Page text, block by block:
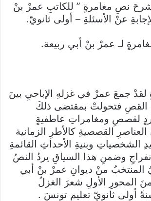
نصِ مغامرةٍ ” للكاتبِ عمرْ بنْ
عنْ الأسئلةِ – أولى ثانويّ.
لـ عمرْ بنْ أبي ربيعة.
لقدْ جمعَ عمرْ في غزلهِ الإباحيِ بينَ
القصِ فتحولتْ بمقتضى ذلكَ
لقصصِ ومغامراتِ عاطفيةٍ
القصصيةِ كالأطرِ الزمانية
الشخصياتِ وبنيةِ الأحداثِ القائمةِ
وضمنِ هذا السياقِ يردُ النصُ
المنتخبُ منْ ديوانِ عمرْ بنْ أبي
المحورِ الأولِ شعرَ الغزلُ
أولى ثانويّ تعليمِ تونسَ .